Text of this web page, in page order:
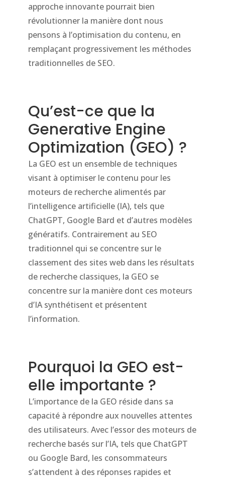
approche innovante pourrait bien
révolutionner la manière dont nous
pensons à l’optimisation du contenu, en
remplaçant progressivement les méthodes
traditionnelles de SEO.
Qu’est-ce que la
Generative Engine
Optimization (GEO) ?
La GEO est un ensemble de techniques
visant à optimiser le contenu pour les
moteurs de recherche alimentés par
l’intelligence artificielle (IA), tels que
ChatGPT, Google Bard et d’autres modèles
génératifs. Contrairement au SEO
traditionnel qui se concentre sur le
classement des sites web dans les résultats
de recherche classiques, la GEO se
concentre sur la manière dont ces moteurs
d’IA synthétisent et présentent
l’information.
Pourquoi la GEO est-
elle importante ?
L’importance de la GEO réside dans sa
capacité à répondre aux nouvelles attentes
des utilisateurs. Avec l’essor des moteurs de
recherche basés sur l’IA, tels que ChatGPT
ou Google Bard, les consommateurs
s’attendent à des réponses rapides et